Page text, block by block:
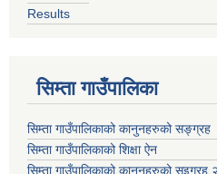
Results
सिम्ता गाउँपालिका
सिम्ता गाउँपालिकाको कानुनहरुको सङ्ग्रह
सिम्ता गाउँपालिकाको शिक्षा ऐन
सिम्ता गाउँपालिकाको कानुनहरुको